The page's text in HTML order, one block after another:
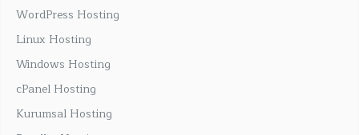
WordPress Hosting
Linux Hosting
Windows Hosting
cPanel Hosting
Kurumsal Hosting